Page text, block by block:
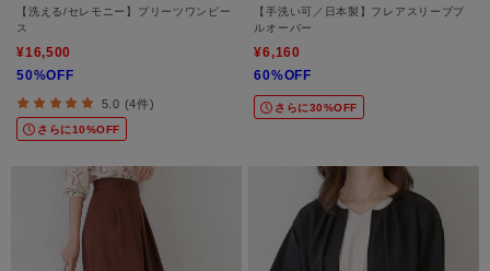
【洗える/セレモニー】プリーツワンピー
ス
¥16,500
50%OFF
5.0 (4件)
さらに10%OFF
【手洗い可／日本製】フレアスリーブプ
ルオーバー
¥6,160
60%OFF
さらに30%OFF